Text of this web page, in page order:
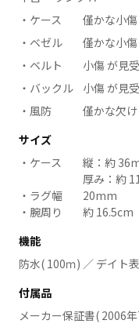
ケース
僅かな小
ベゼル
僅かな小
ベルト
小傷 が見
バックル
小傷 が見
風防
僅かな欠
サイズ
ケース
縦：約
厚み：約
ラグ幅
20mm
腕周り
約 16.5cm
機能
防水( 100ｍ) ／ デイト
付属品
メーカー保証書( 2006